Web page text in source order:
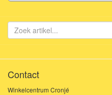
Contact
Winkelcentrum Cronjé